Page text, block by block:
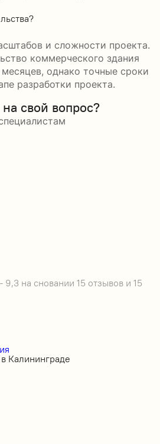
и сложности проекта.
коммерческого здания
однако точные сроки
разработки проекта.
свой вопрос?
на сновании 15 отзывов и 15
Калининграде